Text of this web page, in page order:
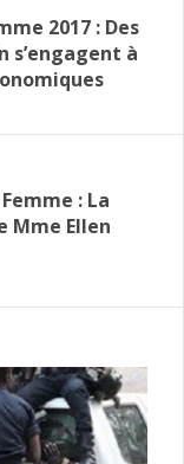
2017 : Des
s’engagent à
: La
Mme Ellen